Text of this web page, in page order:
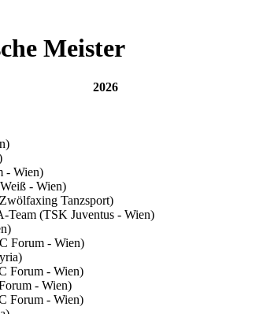
Meister
2026
- Wien)
- Wien)
Tanzsport)
Team (TSK Juventus - Wien)
Forum - Wien)
Forum - Wien)
- Wien)
Forum - Wien)